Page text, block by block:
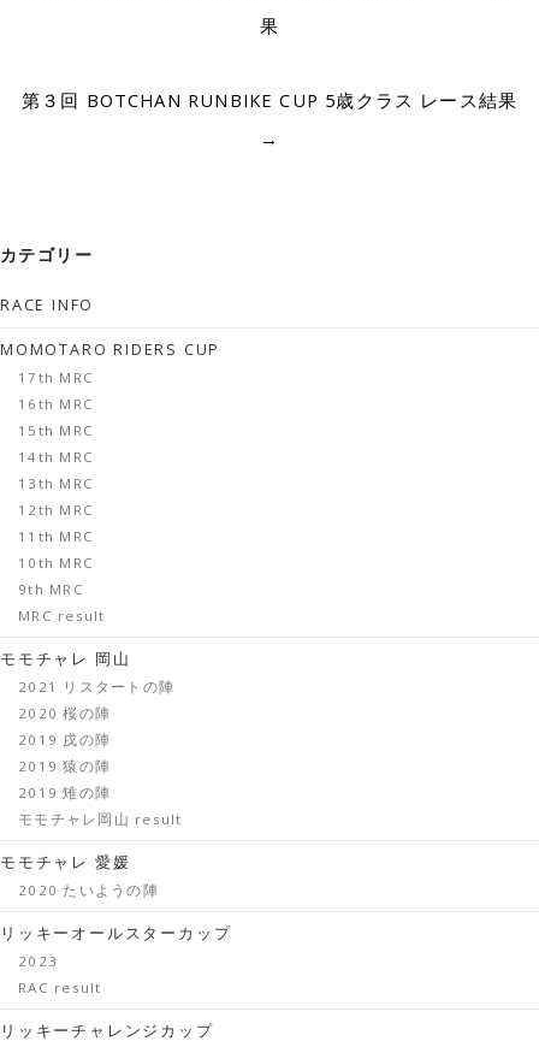
果
第３回 BOTCHAN RUNBIKE CUP 5歳クラス レース結果
→
カテゴリー
RACE INFO
MOMOTARO RIDERS CUP
17th MRC
16th MRC
15th MRC
14th MRC
13th MRC
12th MRC
11th MRC
10th MRC
9th MRC
MRC result
モモチャレ 岡山
2021 リスタートの陣
2020 桜の陣
2019 戌の陣
2019 猿の陣
2019 雉の陣
モモチャレ岡山 result
モモチャレ 愛媛
2020 たいようの陣
リッキーオールスターカップ
2023
RAC result
リッキーチャレンジカップ